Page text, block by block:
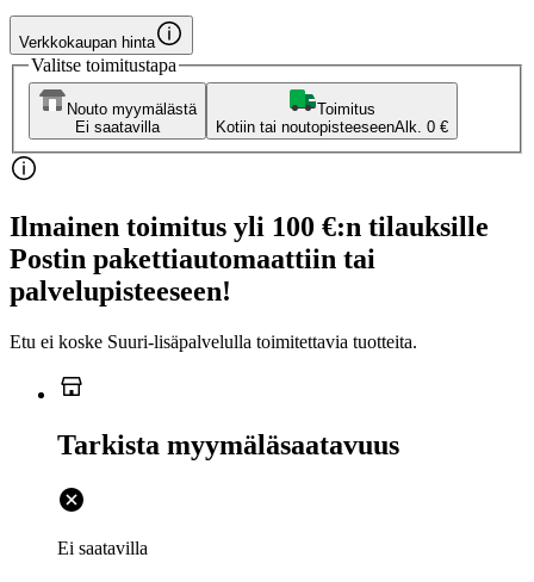
Verkkokaupan hinta
Valitse toimitustapa
Nouto myymälästä
Ei saatavilla
Toimitus
Kotiin tai noutopisteeseenAlk. 0 €
Ilmainen toimitus yli 100 €:n tilauksille
Postin pakettiautomaattiin tai
palvelupisteeseen!
Etu ei koske Suuri‑lisäpalvelulla toimitettavia tuotteita.
Tarkista myymäläsaatavuus
Ei saatavilla